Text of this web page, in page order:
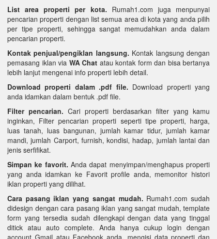
List area properti per kota. Rumah1.com juga menpunyai
pencarian properti dengan list semua area di kota yang anda pilih
per tipe properti, sehingga sangat memudahkan anda dalam
pencarian properti.
Kontak penjual/pengiklan langsung. Kontak langsung dengan
pemasang iklan via WA Chat atau kontak form dan bisa bertanya
lebih lanjut mengenai info properti lebih detail.
Download properti dalam .pdf file. Download properti yang
anda idamkan dalam bentuk .pdf file.
Filter pencarian. Cari properti berdasarkan filter yang kamu
inginkan, Filter pencarian properti seperti tipe properti, harga,
luas tanah, luas bangunan, jumlah kamar tidur, jumlah kamar
mandi, jumlah Carport, furnish, kondisi, hadap, jumlah lantai dan
jenis serfifikat.
Simpan ke favorit. Anda dapat menyimpan/menghapus properti
yang anda idamkan ke Favorit profile anda, memonitor histori
iklan properti yang dilihat.
Cara pasang iklan yang sangat mudah. Rumah1.com sudah
didesign dengan cara pasang iklan yang sangat mudah, template
form yang tersedia sudah dilengkapi dengan data yang tinggal
ditick atau auto complete. Anda hanya cukup login dengan
account Gmail atau Facebook anda, mengisi data properti dan